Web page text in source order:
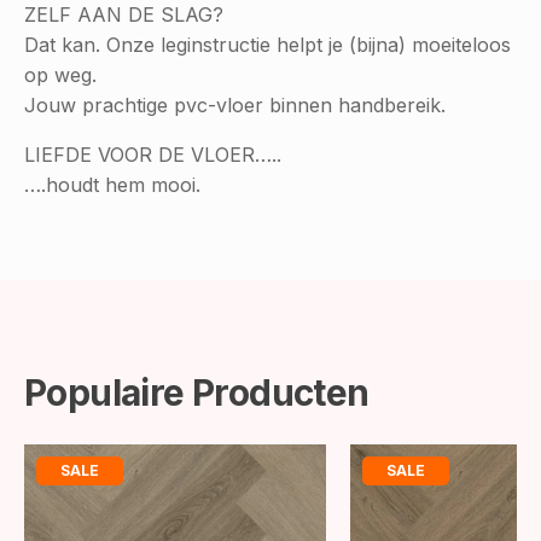
ZELF AAN DE SLAG?
Dat kan. Onze leginstructie helpt je (bijna) moeiteloos
op weg.
Jouw prachtige pvc-vloer binnen handbereik.
LIEFDE VOOR DE VLOER…..
….houdt hem mooi.
Populaire Producten
SALE SALE